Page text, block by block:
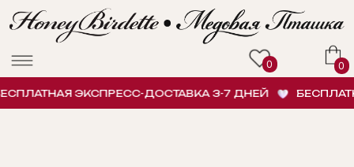
ЭКСПРЕСС-ДОСТАВКА 3-7 ДНЕЙ